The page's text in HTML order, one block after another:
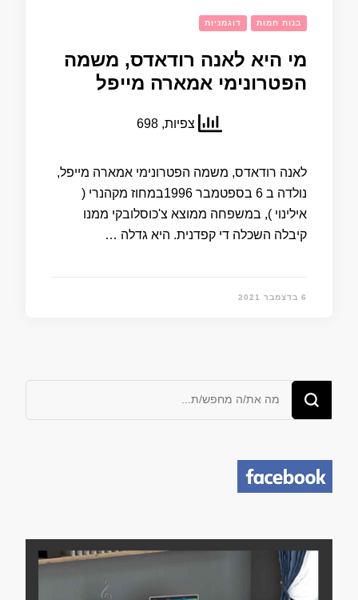
בנות חמות דוגמניות
מי היא לאנה רודאדס, משמה
הפטרונימי אמארה מייפל
צפיות, 698
לאנה רודאדס, משמה הפטרונימי אמארה מייפל,
נולדה ב 6 בספטמבר 1996במחוז מקהנרי (
אילינוי ), במשפחה ממוצא צ'כוסלובקי ממנו
קיבלה השכלה די קפדנית. היא גדלה …
6 בדצמבר 2021
מחפש/ת
משהו?